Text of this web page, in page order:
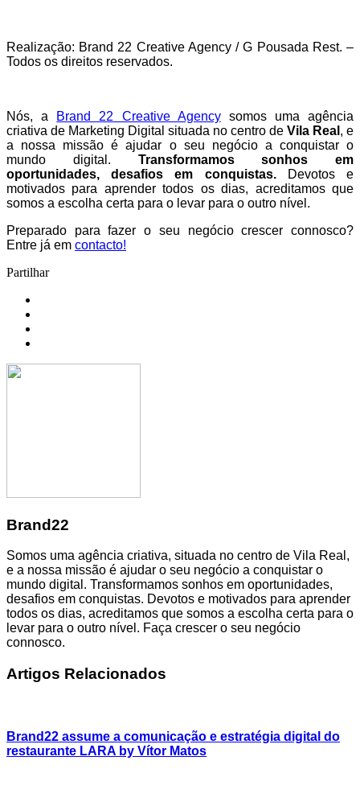
Realização: Brand 22 Creative Agency / G Pousada Rest. –
Todos os direitos reservados.
Nós, a Brand 22 Creative Agencysomos uma agência
criativa de Marketing Digital situada no centro de Vila Real , e
a nossa missão é ajudar o seu negócio a conquistar o
mundo digital. Transformamos sonhos em
oportunidades, desafios em conquistas.Devotos e
motivados para aprender todos os dias, acreditamos que
somos a escolha certa para o levar para o outro nível.
Preparado para fazer o seu negócio crescer connosco?
Entre já em contacto!
Partilhar
Brand22
Somos uma agência criativa, situada no centro de Vila Real,
e a nossa missão é ajudar o seu negócio a conquistar o
mundo digital. Transformamos sonhos em oportunidades,
desafios em conquistas. Devotos e motivados para aprender
todos os dias, acreditamos que somos a escolha certa para o
levar para o outro nível. Faça crescer o seu negócio
connosco.
Brand22 assume a comunicação e estratégia digital do
restaurante LARA by Vítor Matos